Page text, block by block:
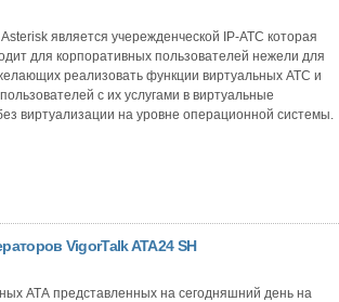
Asterisk является учережденческой IP-АТС которая
для корпоративных пользователей нежели для
реализовать функции виртуальных АТС и
с их услугами в виртуальные
виртуализации на уровне операционной системы.
VigorTalk ATA24 SH
АТА представленных на сегодняшний день на